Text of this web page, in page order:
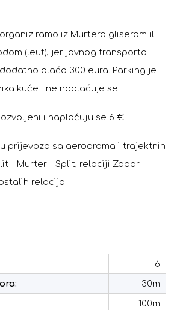
iz Murtera gliserom ili
(leut), jer javnog transporta
plaća 300 eura. Parking je
kuće i ne naplaćuje se.
i naplaćuju se 6 €.
prijevoza sa aerodroma i trajektnih
– Murter – Split, relaciji Zadar –
relacija.
6
30m
100m